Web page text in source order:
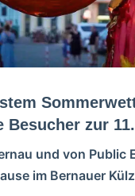
Besucher zur
und von
im Bernauer